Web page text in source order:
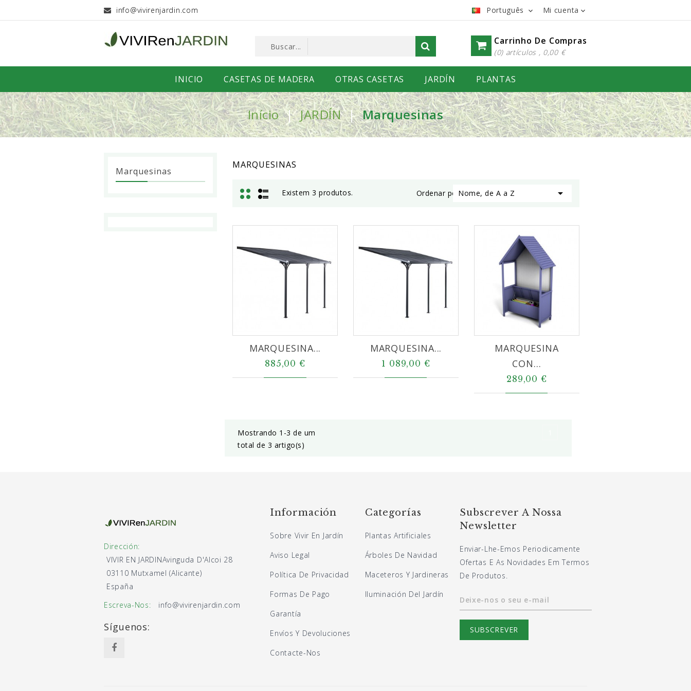
info@vivirenjardin.com Mi cuenta 
Português 
Carrinho De Compras
(0) artículos , 0,00 €
INICIO CASETAS DE MADERA OTRAS CASETAS JARDÍN PLANTAS
Início JARDÍN Marquesinas
Marquesinas
MARQUESINAS
Existem 3 produtos. Ordenar por:Nome, de A a Z 
MARQUESINA...
885,00 €
MARQUESINA...
1 089,00 €
MARQUESINA
CON...
289,00 €
Mostrando 1-3 de um
total de 3 artigo(s)
Dirección:
VIVIR EN JARDINAvinguda D'Alcoi 28
03110 Mutxamel (Alicante)
España
Escreva-Nos:
info@vivirenjardin.com
Síguenos:
Información
Sobre Vivir En Jardín
Aviso Legal
Política De Privacidad
Formas De Pago
Garantía
Envíos Y Devoluciones
Contacte-Nos
Categorías
Plantas Artificiales
Árboles De Navidad
Maceteros Y Jardineras
Iluminación Del Jardín
Subscrever A Nossa
Newsletter
Enviar-Lhe-Emos Periodicamente
Ofertas E As Novidades Em Termos
De Produtos.
Deixe-nos o seu e-mail